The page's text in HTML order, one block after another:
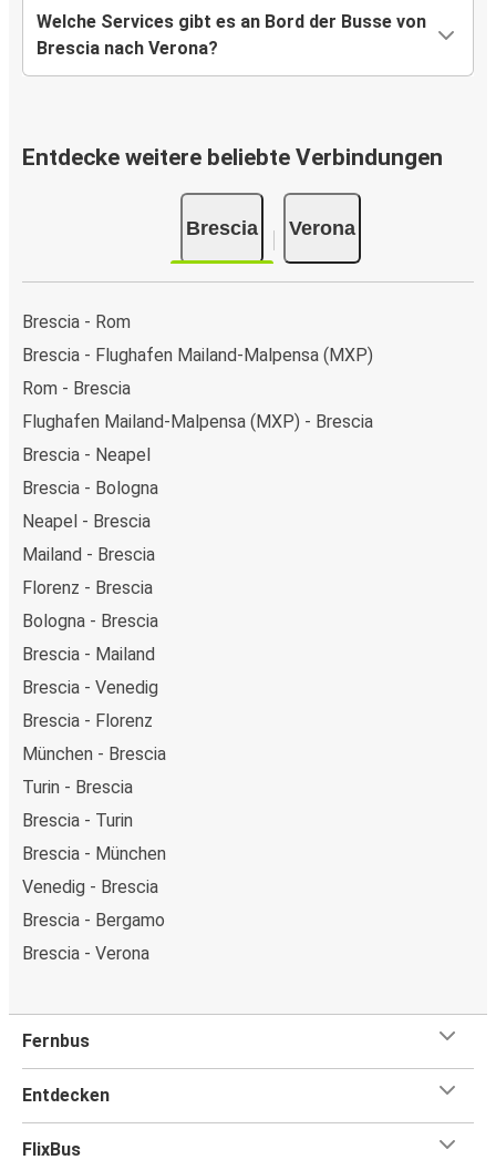
Welche Services gibt es an Bord der Busse von
Brescia nach Verona?
Entdecke weitere beliebte Verbindungen
Brescia Verona
Brescia - Rom
Brescia - Flughafen Mailand-Malpensa (MXP)
Rom - Brescia
Flughafen Mailand-Malpensa (MXP) - Brescia
Brescia - Neapel
Brescia - Bologna
Neapel - Brescia
Mailand - Brescia
Florenz - Brescia
Bologna - Brescia
Brescia - Mailand
Brescia - Venedig
Brescia - Florenz
München - Brescia
Turin - Brescia
Brescia - Turin
Brescia - München
Venedig - Brescia
Brescia - Bergamo
Brescia - Verona
Fernbus
Entdecken
FlixBus